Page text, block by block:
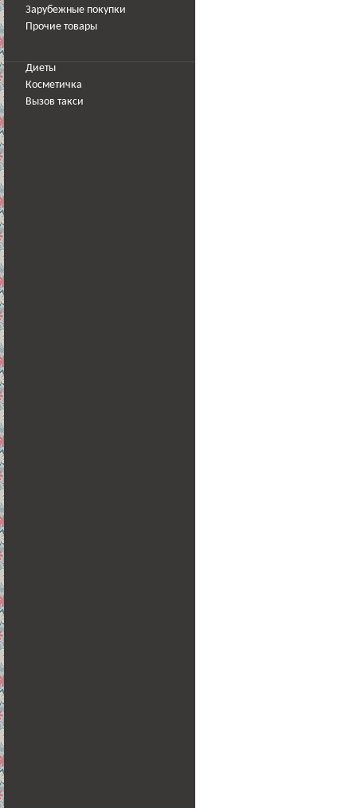
Зарубежные покупки
Прочие товары
Диеты
Косметичка
Вызов такси